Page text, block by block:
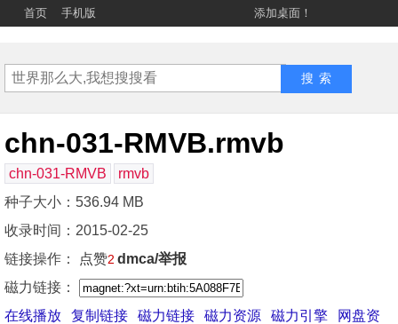
首页 手机版 添加桌面！
chn-031-RMVB.rmvb
chn-031-RMVB
rmvb
种子大小：536.94 MB
收录时间：2015-02-25
链接操作：
点赞2 dmca/举报
磁力链接：
在线播放
复制链接 磁力链接 磁力资源 磁力引擎
网盘资